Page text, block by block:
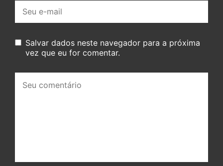
mail:
Salvar dados neste navegador para a próxima
vez que eu for comentar.
comentário: